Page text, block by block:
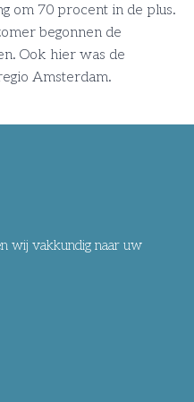
om 70 procent in de plus.
begonnen de
Ook hier was de
Amsterdam.
wij vakkundig naar uw